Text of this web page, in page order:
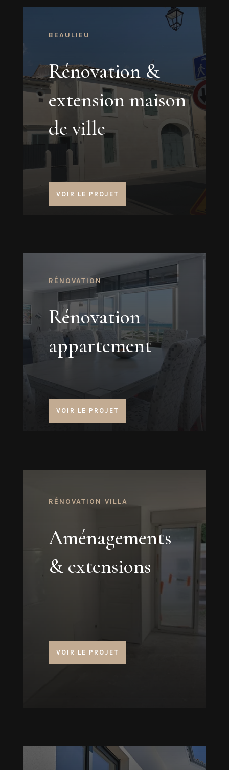
BEAULIEU
Rénovation &
extension maison
de ville
VOIR LE PROJET
RÉNOVATION
Rénovation
appartement
VOIR LE PROJET
RÉNOVATION VILLA
Aménagements
& extensions
VOIR LE PROJET